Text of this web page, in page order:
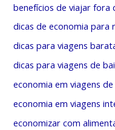
:
a
s
benefícios de viajar fora
dicas de economia para
dicas para viagens
dicas para viagens de
economia em viagens
economia em viagens
economizar com